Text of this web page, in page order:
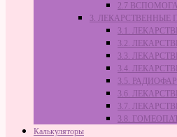
2.7
3. ЛЕКАРСТВЕННЫЕ
3.1.
3.2.
3.3.
3.4.
3.5.
3.6.
3.7.
3.8.
Калькуляторы